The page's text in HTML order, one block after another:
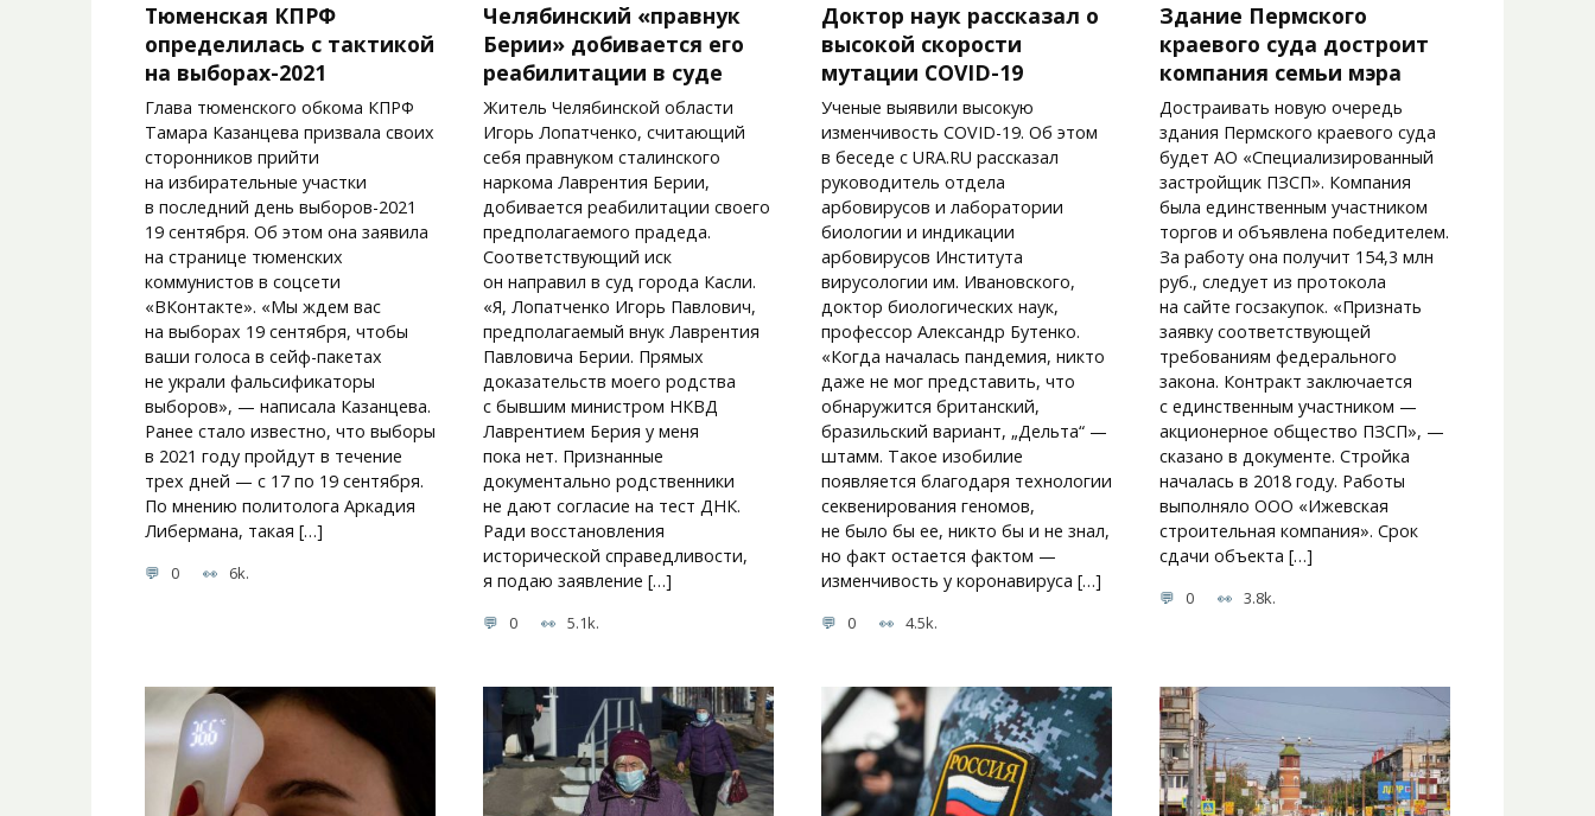
Тюменская КПРФ
определилась с тактикой
на выборах-2021
Глава тюменского обкома КПРФ
Тамара Казанцева призвала своих
сторонников прийти
на избирательные участки
в последний день выборов-2021
19 сентября. Об этом она заявила
на странице тюменских
коммунистов в соцсети
«ВКонтакте». «Мы ждем вас
на выборах 19 сентября, чтобы
ваши голоса в сейф-пакетах
не украли фальсификаторы
выборов», — написала Казанцева.
Ранее стало известно, что выборы
в 2021 году пройдут в течение
трех дней — с 17 по 19 сентября.
По мнению политолога Аркадия
Либермана, такая […]
0 6k.
Челябинский «правнук
Берии» добивается его
реабилитации в суде
Житель Челябинской области
Игорь Лопатченко, считающий
себя правнуком сталинского
наркома Лаврентия Берии,
добивается реабилитации своего
предполагаемого прадеда.
Соответствующий иск
он направил в суд города Касли.
«Я, Лопатченко Игорь Павлович,
предполагаемый внук Лаврентия
Павловича Берии. Прямых
доказательств моего родства
с бывшим министром НКВД
Лаврентием Берия у меня
пока нет. Признанные
документально родственники
не дают согласие на тест ДНК.
Ради восстановления
исторической справедливости,
я подаю заявление […]
0 5.1k.
Доктор наук рассказал о
высокой скорости
мутации COVID-19
Ученые выявили высокую
изменчивость COVID-19. Об этом
в беседе с URA.RU рассказал
руководитель отдела
арбовирусов и лаборатории
биологии и индикации
арбовирусов Института
вирусологии им. Ивановского,
доктор биологических наук,
профессор Александр Бутенко.
«Когда началась пандемия, никто
даже не мог представить, что
обнаружится британский,
бразильский вариант, „Дельта“ —
штамм. Такое изобилие
появляется благодаря технологии
секвенирования геномов,
не было бы ее, никто бы и не знал,
но факт остается фактом —
изменчивость у коронавируса […]
0 4.5k.
Здание Пермского
краевого суда достроит
компания семьи мэра
Достраивать новую очередь
здания Пермского краевого суда
будет АО «Специализированный
застройщик ПЗСП». Компания
была единственным участником
торгов и объявлена победителем.
За работу она получит 154,3 млн
руб., следует из протокола
на сайте госзакупок. «Признать
заявку соответствующей
требованиям федерального
закона. Контракт заключается
с единственным участником —
акционерное общество ПЗСП», —
сказано в документе. Стройка
началась в 2018 году. Работы
выполняло ООО «Ижевская
строительная компания». Срок
сдачи объекта […]
0 3.8k.